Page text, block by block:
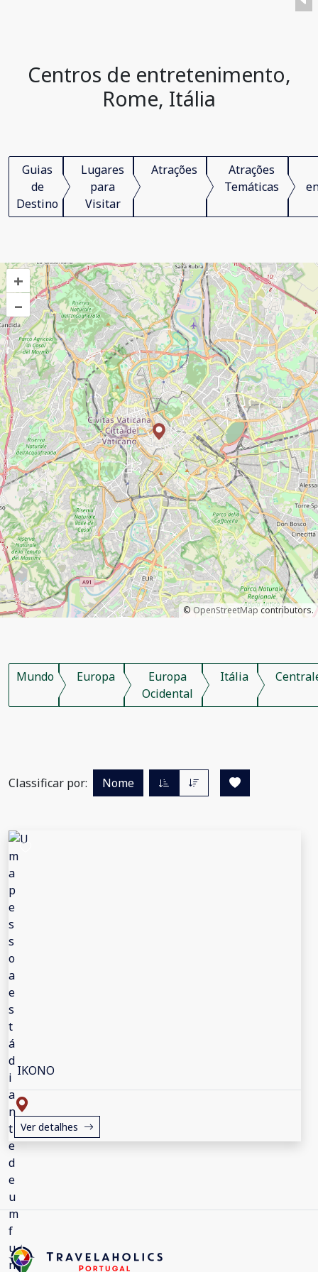
Centros de entretenimento,
Rome, Itália
Guias
de
Destino
Lugares
para
Visitar
Atrações
Atrações
Temáticas
+
–
© OpenStreetMapcontributors.
Mundo Europa
Europa
Ocidental
Itália
Classificar por: Nome
IKONO
Ver detalhes